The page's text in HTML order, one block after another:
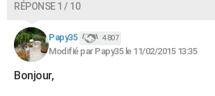
AVIS DE DÉCÈS
FORUM
Bricolage
Lifestyle
Culture
Sport
Auto
Television
Voyage
Cinema
RÉPONSE 1 / 10
Papy35 4 807
Modifié par Papy35 le 11/02/2015 13:35
Bonjour,